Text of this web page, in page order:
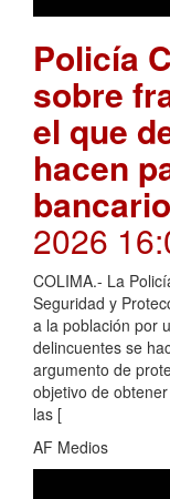
Policía
sobre
el que
hacen
2026
COLIMA.- La
Seguridad y
a la población por
delincuentes se
argumento de
objetivo de
las [
AF Medios